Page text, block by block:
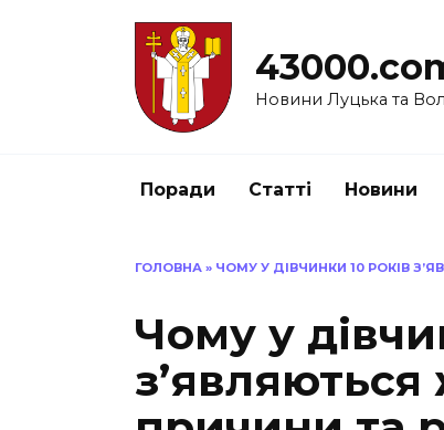
Новини Луцька та
Поради Статті Новини
ГОЛОВНА » ЧОМУ У ДІВЧИНКИ 10 РОКІВ
Чому у
з’являються